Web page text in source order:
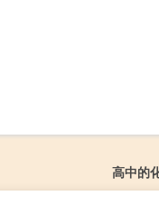
高中的